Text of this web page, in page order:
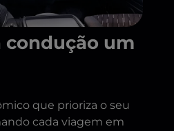
condução um
que prioriza o seu
cada viagem em